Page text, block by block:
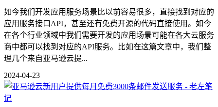
如今我们开发应用服务场景比以前容易很多，直接找到对应的
应用服务接口API，甚至还有免费开源的代码直接使用。如今
在各个行业领域中我们需要开发的应用场景可能在各大云服务
商中都可以找到对应的API服务。比如在这篇文章中，我们整
理几个来自亚马逊云提...
2024-04-23